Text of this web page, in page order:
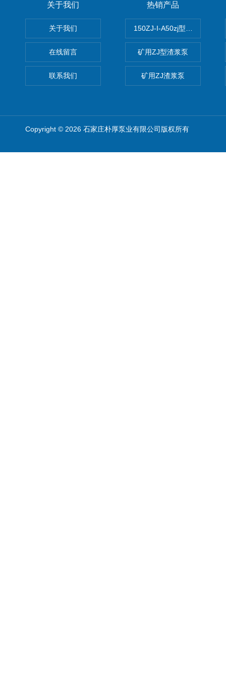
关于我们
关于我们
在线留言
联系我们
热销产品
150ZJ-I-A50zj型渣浆泵
矿用ZJ型渣浆泵
矿用ZJ渣浆泵
Copyright © 2026 石家庄朴厚泵业有限公司版权所有